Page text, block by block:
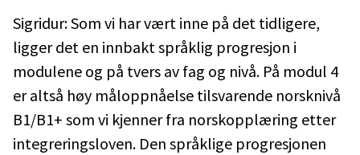
Sigridur: Som vi har vært inne på det tidligere,
ligger det en innbakt språklig progresjon i
modulene og på tvers av fag og nivå. På modul 4
er altså høy måloppnåelse tilsvarende norsknivå
B1/B1+ som vi kjenner fra norskopplæring etter
integreringsloven. Den språklige progresjonen